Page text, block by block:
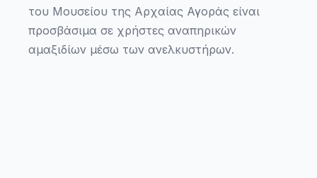
του Μουσείου της Αρχαίας Αγοράς είναι
προσβάσιμα σε χρήστες αναπηρικών
αμαξιδίων μέσω των ανελκυστήρων.